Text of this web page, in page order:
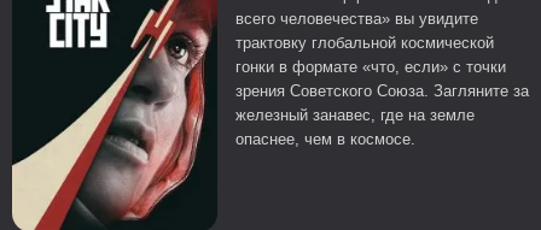
всего человечества» вы увидите
трактовку глобальной космической
гонки в формате «что, если» с точки
зрения Советского Союза. Загляните за
железный занавес, где на земле
опаснее, чем в космосе.